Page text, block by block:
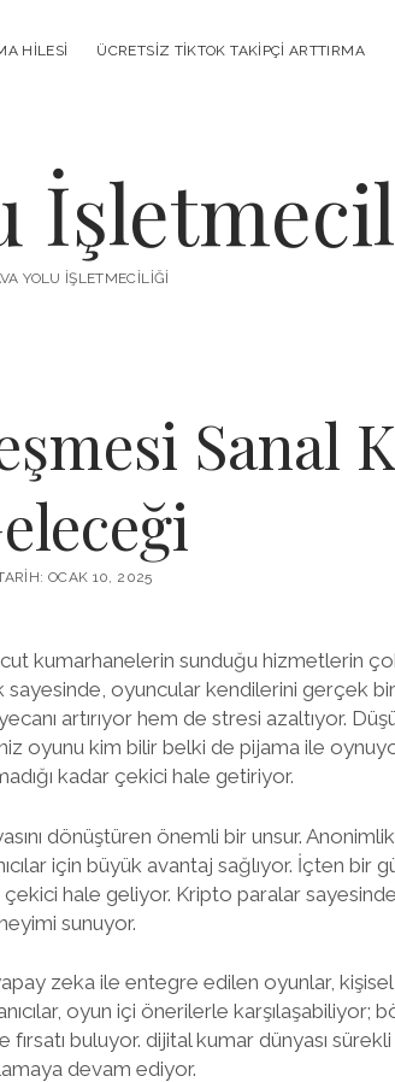
HILESI ÜCRETSIZ TIKTOK TAKIPÇI ARTTIRMA
YOLU İŞLETMECILIĞI
Sanal
OCAK 10, 2025
kumarhanelerin sunduğu hizmetlerin
oyuncular kendilerini gerçek
artırıyor hem de stresi azaltıyor.
oyunu kim bilir belki de pijama ile
kadar çekici hale getiriyor.
dönüştüren önemli bir unsur.
için büyük avantaj sağlıyor. İçten bir
hale geliyor. Kripto paralar
sunuyor.
yapay zeka ile entegre edilen oyunlar,
oyun içi önerilerle karşılaşabiliyor;
buluyor. dijital kumar dünyası
devam ediyor.